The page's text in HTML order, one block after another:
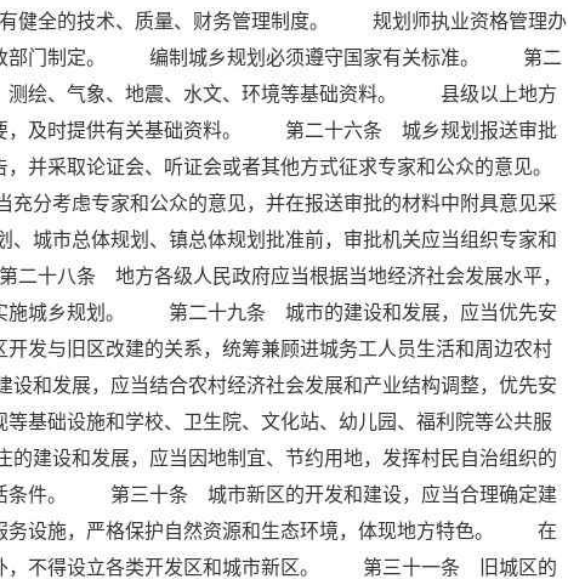
的技术、质量、财务管理制度。 规划师执业资格管理办
政部门制定。 编制城乡规划必须遵守国家有关标准。 第二
测绘、气象、地震、水文、环境等基础资料。 县级以上地方
，及时提供有关基础资料。 第二十六条 城乡规划报送审批
并采取论证会、听证会或者其他方式征求专家和公众的意见。
考虑专家和公众的意见，并在报送审批的材料中附具意见采
市总体规划、镇总体规划批准前，审批机关应当组织专家和
八条 地方各级人民政府应当根据当地经济社会发展水平，
施城乡规划。 第二十九条 城市的建设和发展，应当优先安
发与旧区改建的关系，统筹兼顾进城务工人员生活和周边农村
发展，应当结合农村经济社会发展和产业结构调整，优先安
基础设施和学校、卫生院、文化站、幼儿园、福利院等公共服
设和发展，应当因地制宜、节约用地，发挥村民自治组织的
条件。 第三十条 城市新区的开发和建设，应当合理确定建
务设施，严格保护自然资源和生态环境，体现地方特色。 在
，不得设立各类开发区和城市新区。 第三十一条 旧城区的